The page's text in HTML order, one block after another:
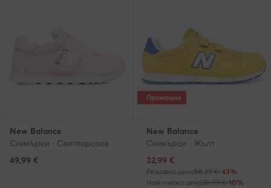
New Balance
Сникърси · Светлорозов
49,99 €
Промоция
New Balance
Сникърси · Жълт
Актуална цена
32,99 €
Редовна цена58,29 €-43%
Най-ниска цена36,99 €-10%